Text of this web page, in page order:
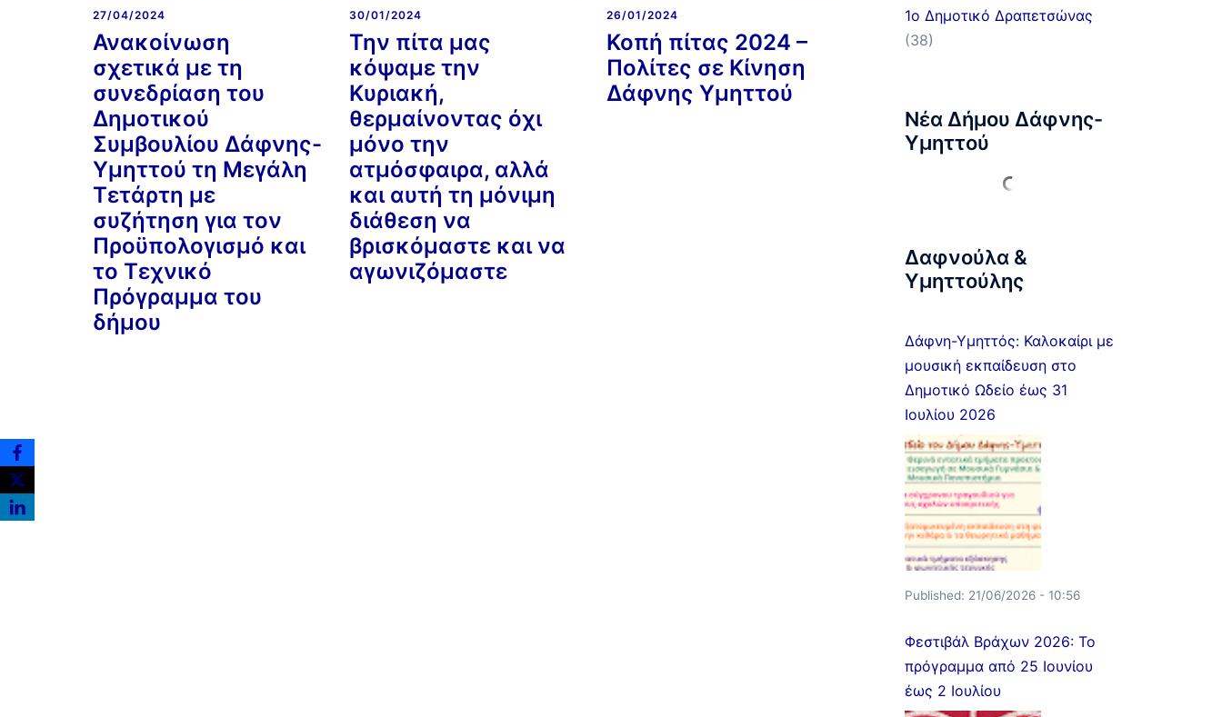
27/04/2024
Ανακοίνωση
σχετικά με τη
συνεδρίαση του
Δημοτικού
Συμβουλίου Δάφνης-
Υμηττού τη Μεγάλη
Τετάρτη με
συζήτηση για τον
Προϋπολογισμό και
το Τεχνικό
Πρόγραμμα του
δήμου
30/01/2024
Την πίτα μας
κόψαμε την
Κυριακή,
θερμαίνοντας όχι
μόνο την
ατμόσφαιρα, αλλά
και αυτή τη μόνιμη
διάθεση να
βρισκόμαστε και να
αγωνιζόμαστε
26/01/2024
Κοπή πίτας 2024 –
Πολίτες σε Κίνηση
Δάφνης Υμηττού
1ο Δημοτικό Δραπετσώνας
(38)
Νέα Δήμου Δάφνης-
Υμηττού
Δαφνούλα &
Υμηττούλης
Δάφνη-Υμηττός: Καλοκαίρι με
μουσική εκπαίδευση στο
Δημοτικό Ωδείο έως 31
Ιουλίου 2026
Published: 21/06/2026 - 10:56
Φεστιβάλ Βράχων 2026: Το
πρόγραμμα από 25 Ιουνίου
έως 2 Ιουλίου